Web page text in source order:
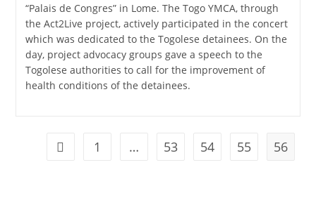
“Palais de Congres” in Lome. The Togo YMCA, through
the Act2Live project, actively participated in the concert
which was dedicated to the Togolese detainees. On the
day, project advocacy groups gave a speech to the
Togolese authorities to call for the improvement of
health conditions of the detainees.
1 … 53 54 55 56